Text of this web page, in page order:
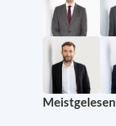
Meistgelesen